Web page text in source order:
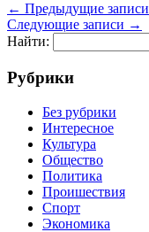
← Предыдущие записи
Следующие записи →
Найти:
Рубрики
Без рубрики
Интересное
Культура
Общество
Политика
Проишествия
Спорт
Экономика